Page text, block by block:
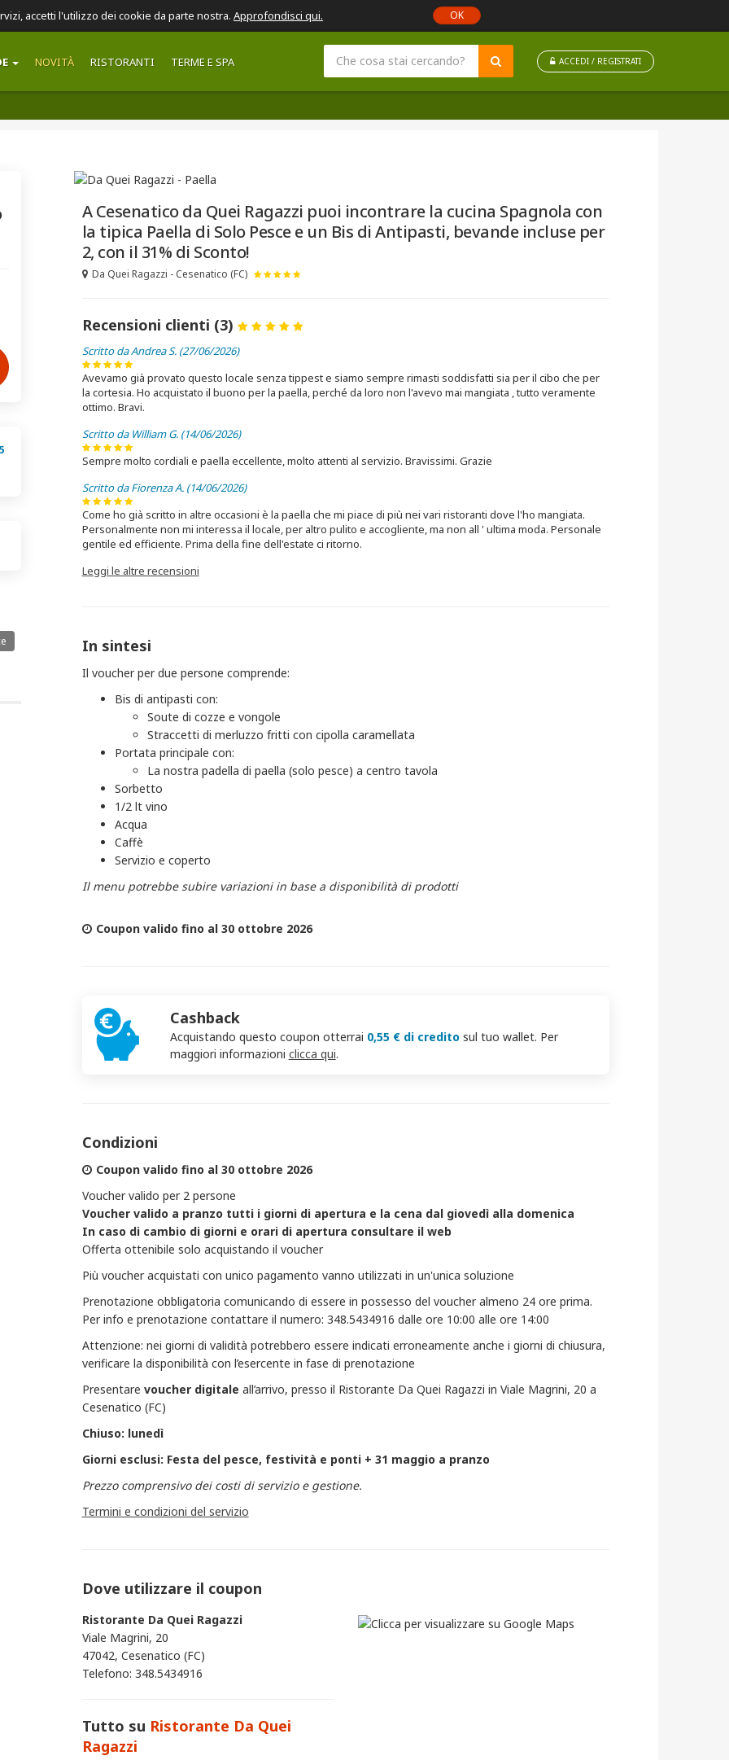
accetti l'utilizzo dei cookie da parte nostra. Approfondisci qui. OK
NOVITÀ RISTORANTI TERME E SPA ACCEDI / REGISTRATI
A Cesenatico da Quei Ragazzi puoi incontrare la cucina Spagnola con
la tipica Paella di Solo Pesce e un Bis di Antipasti, bevande incluse per
2, con il 31% di Sconto!
Da Quei Ragazzi - Cesenatico (FC)
Recensioni clienti (3)
Scritto da Andrea S. (27/06/2026)
Avevamo già provato questo locale senza tippest e siamo sempre rimasti soddisfatti sia per il cibo che per
la cortesia. Ho acquistato il buono per la paella, perché da loro non l'avevo mai mangiata , tutto veramente
ottimo. Bravi.
Scritto da William G. (14/06/2026)
Sempre molto cordiali e paella eccellente, molto attenti al servizio. Bravissimi. Grazie
Scritto da Fiorenza A. (14/06/2026)
Come ho già scritto in altre occasioni è la paella che mi piace di più nei vari ristoranti dove l'ho mangiata.
Personalmente non mi interessa il locale, per altro pulito e accogliente, ma non all ' ultima moda. Personale
gentile ed efficiente. Prima della fine dell'estate ci ritorno.
Leggi le altre recensioni
In sintesi
Il voucher per due persone comprende:
Bis di antipasti con:
Soute di cozze e vongole
Straccetti di merluzzo fritti con cipolla caramellata
Portata principale con:
La nostra padella di paella (solo pesce) a centro tavola
Sorbetto
1/2 lt vino
Acqua
Caffè
Servizio e coperto
Il menu potrebbe subire variazioni in base a disponibilità di prodotti
Coupon valido fino al 30 ottobre 2026
Cashback
Acquistando questo coupon otterrai 0,55 € di creditosul tuo wallet. Per
maggiori informazioni clicca qui.
Condizioni
Coupon valido fino al 30 ottobre 2026
Voucher valido per 2 persone
Voucher ​valido a pranzo tutti i giorni di apertura e la cena dal giovedì alla domenica
In caso di cambio di giorni e orari di apertura consultare il web
Offerta ottenibile solo acquistando il voucher
Più voucher acquistati con unico pagamento vanno utilizzati in un'unica soluzione
Prenotazione obbligatoria comunicando di essere in possesso del voucher almeno 24 ore prima.
Per info e prenotazione contattare il numero: 348.5434916 dalle ore 10:00 alle ore 14:00
Attenzione: nei giorni di validità potrebbero essere indicati erroneamente anche i giorni di chiusura,
verificare la disponibilità con l’esercente in fase di prenotazione
Presentare voucher digitale all’arrivo, presso il Ristorante Da Quei Ragazzi in Viale Magrini, 20 a
Cesenatico (FC)
Chiuso: lunedì
Giorni esclusi: Festa del pesce, festività e ponti + 31 maggio a pranzo
Prezzo comprensivo dei costi di servizio e gestione.
Termini e condizioni del servizio
Dove utilizzare il coupon
Ristorante Da Quei Ragazzi
Viale Magrini, 20
47042, Cesenatico (FC)
Telefono: 348.5434916
Tutto su Ristorante Da Quei
Ragazzi